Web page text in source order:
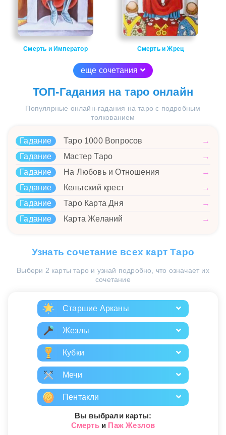
Смерть и Император Смерть и Жрец
еще сочетания
ТОП-Гадания на таро онлайн
Популярные онлайн-гадания на таро с подробным
толкованием
Гадание Таро 1000 Вопросов
→
Гадание
Мастер Таро
→
Гадание
На Любовь и Отношения
→
Гадание
Кельтский крест
→
Гадание
Таро Карта Дня
→
Гадание
Карта Желаний →
Узнать сочетание всех карт Таро
Выбери 2 карты таро и узнай подробно, что означает их
сочетание
Старшие Арканы
Жезлы
Кубки
Мечи
Пентакли
Вы выбрали карты:
Смертьи Паж Жезлов